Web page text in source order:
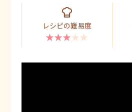
レシピの難易度
★★★★★